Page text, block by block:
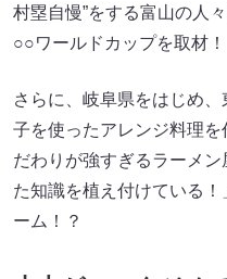
村塁自慢”をする富山の人
○○ワールドカップを取材！
さらに、岐阜県をはじめ
子を使ったアレンジ料理
だわりが強すぎるラーメ
た知識を植え付けている
ーム！？